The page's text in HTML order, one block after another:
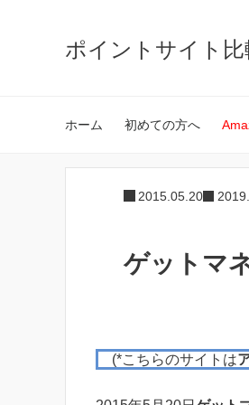
ポイントサイト
ホーム 初めての方へ
2015.05.20
ゲットマ
(*こちらのサイトは